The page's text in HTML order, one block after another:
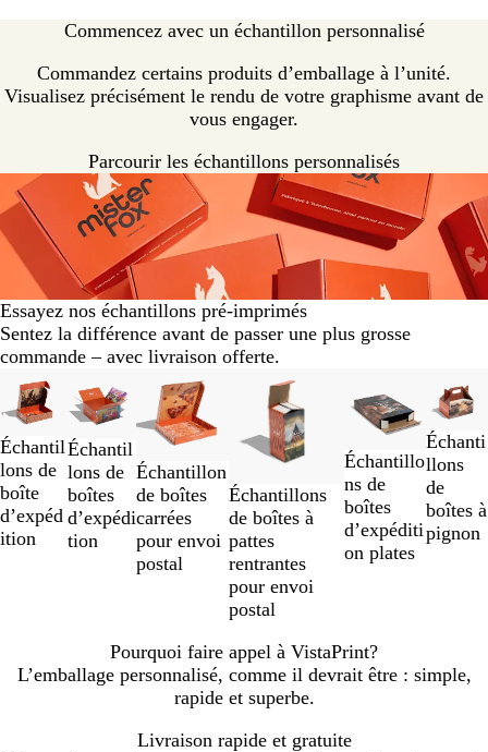
Commencez avec un échantillon personnalisé
Commandez certains produits d’emballage à l’unité.
Visualisez précisément le rendu de votre graphisme avant de
vous engager.
Parcourir les échantillons personnalisés
Essayez nos échantillons pré-imprimés
Sentez la différence avant de passer une plus grosse
commande – avec livraison offerte.
Échantil
lons de
boîte
d’expéd
ition
Échantil
lons de
boîtes
d’expédi
tion
Échantillon
de boîtes
carrées
pour envoi
postal
Échantillons
de boîtes à
pattes
rentrantes
pour envoi
postal
Échantillo
ns de
boîtes
d’expéditi
on plates
Échanti
llons
de
boîtes à
pignon
Diapositives
2
sur
6
Pourquoi faire appel à VistaPrint?
L’emballage personnalisé, comme il devrait être : simple,
rapide et superbe.
Livraison rapide et gratuite